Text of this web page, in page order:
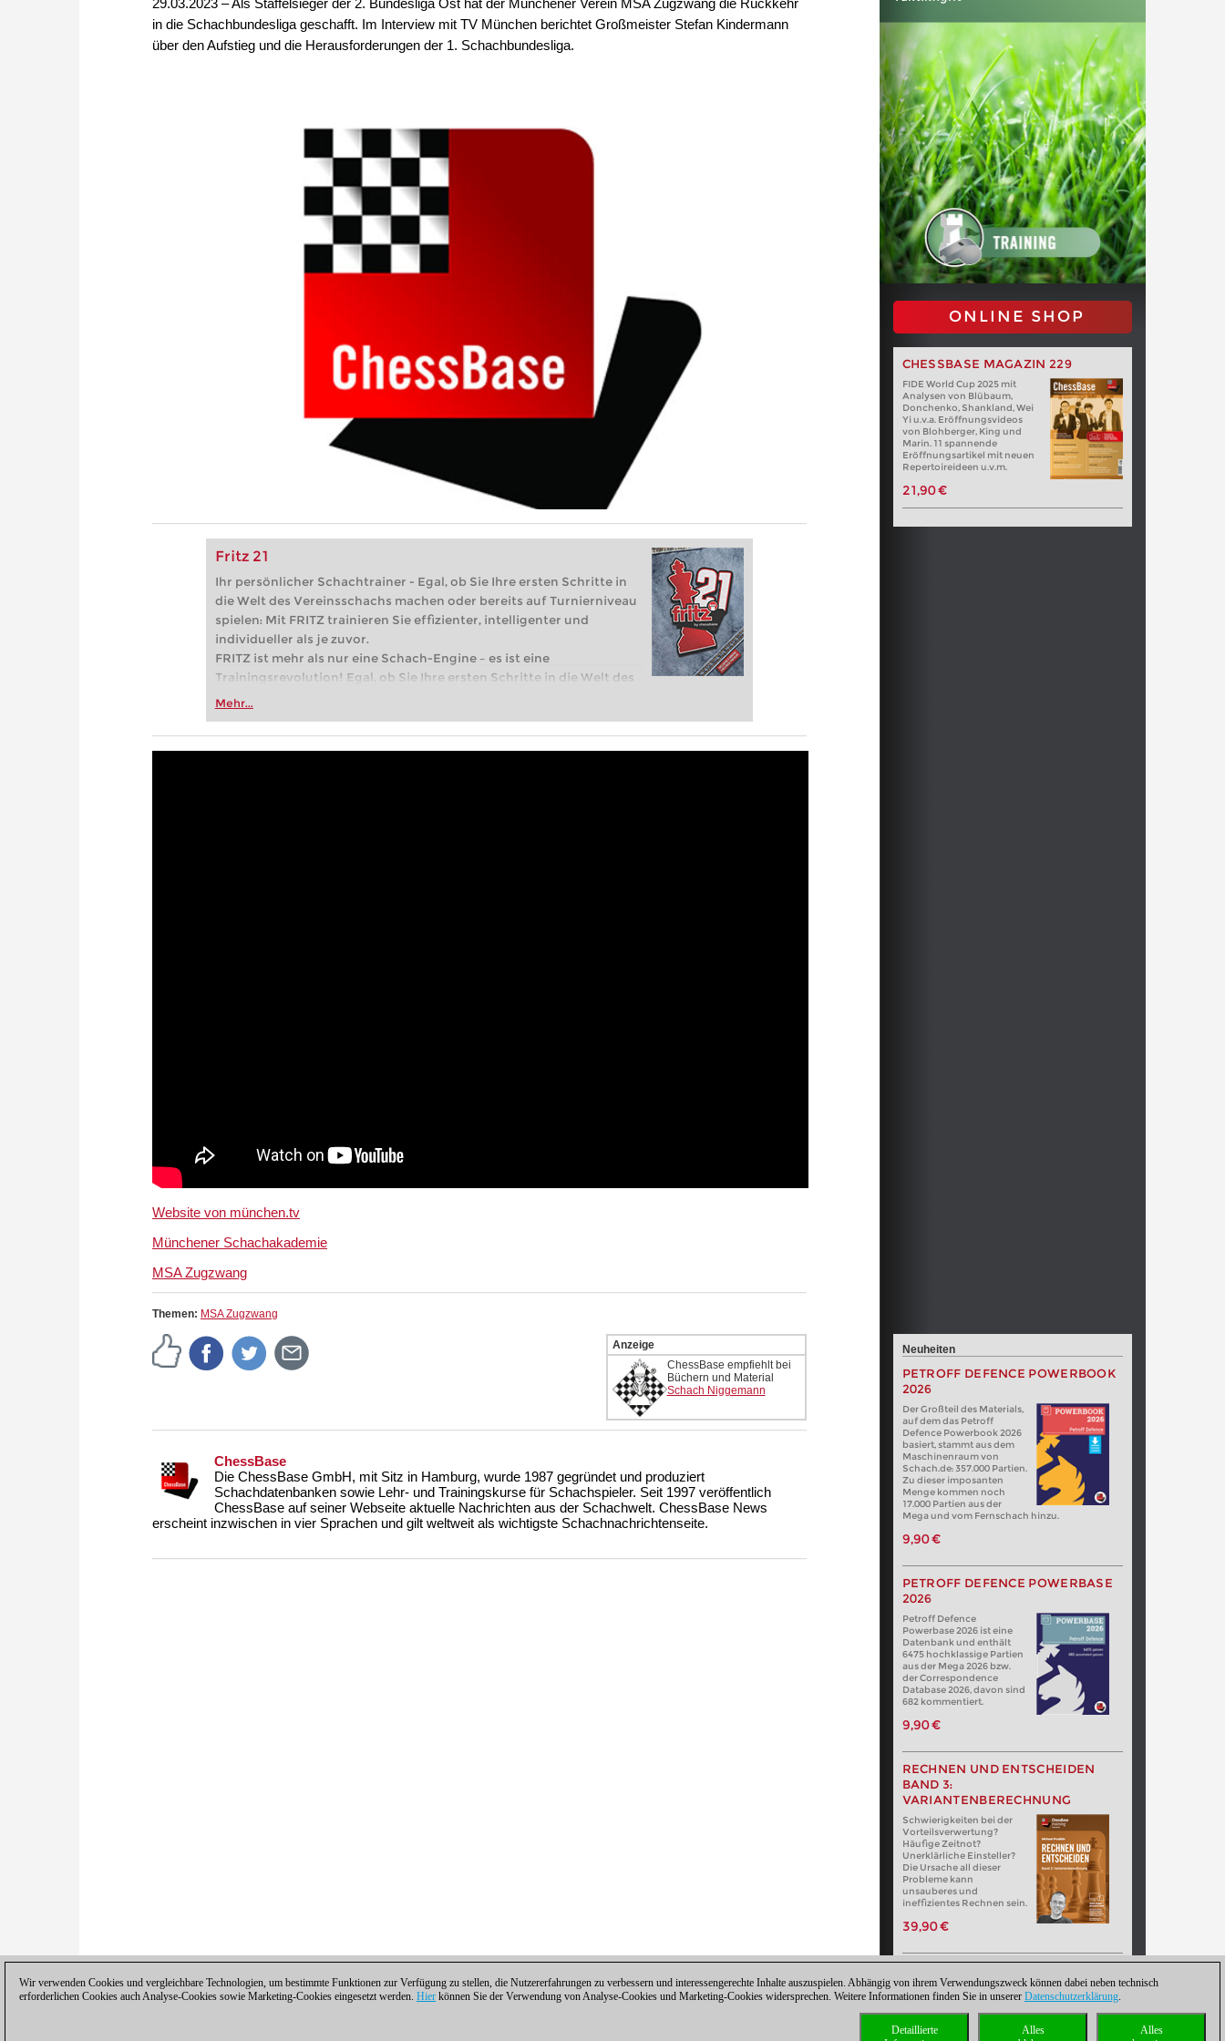
in die Schachbundesliga geschafft. Im Interview mit TV München berichtet Großmeister Stefan Kindermann
über den Aufstieg und die Herausforderungen der 1. Schachbundesliga.
Fritz 21
Ihr persönlicher Schachtrainer - Egal, ob Sie Ihre ersten Schritte in
die Welt des Vereinsschachs machen oder bereits auf Turnierniveau
spielen: Mit FRITZ trainieren Sie effizienter, intelligenter und
individueller als je zuvor.
FRITZ ist mehr als nur eine Schach-Engine – es ist eine
Trainingsrevolution! Egal, ob Sie Ihre ersten Schritte in die Welt des
Vereinsschachs machen oder bereits auf Turnierniveau spielen: Mit
zuvor.
Mehr...
ONLINE SHOP
CHESSBASE MAGAZIN 229
FIDE World Cup 2025 mit
Analysen von Blübaum,
Donchenko, Shankland, Wei
Yi u.v.a. Eröffnungsvideos
von Blohberger, King und
Marin. 11 spannende
Eröffnungsartikel mit neuen
Repertoireideen u.v.m.
21,90 €
Website von münchen.tv
Münchener Schachakademie
MSA Zugzwang
Themen: MSA Zugzwang
Anzeige
ChessBase empfiehlt bei
Büchern und Material
Schach Niggemann
ChessBase
Die ChessBase GmbH, mit Sitz in Hamburg, wurde 1987 gegründet und produziert
Schachdatenbanken sowie Lehr- und Trainingskurse für Schachspieler. Seit 1997 veröffentlich
ChessBase auf seiner Webseite aktuelle Nachrichten aus der Schachwelt. ChessBase News
erscheint inzwischen in vier Sprachen und gilt weltweit als wichtigste Schachnachrichtenseite.
Neuheiten
PETROFF DEFENCE POWERBOOK
2026
Der Großteil des Materials,
auf dem das Petroff
Defence Powerbook 2026
basiert, stammt aus dem
Maschinenraum von
Schach.de: 357.000 Partien.
Zu dieser imposanten
Menge kommen noch
17.000 Partien aus der
Mega und vom Fernschach hinzu.
9,90 €
PETROFF DEFENCE POWERBASE
2026
Petroff Defence
Powerbase 2026 ist eine
Datenbank und enthält
6475 hochklassige Partien
aus der Mega 2026 bzw.
der Correspondence
Database 2026, davon sind
682 kommentiert.
9,90 €
RECHNEN UND ENTSCHEIDEN
BAND 3:
VARIANTENBERECHNUNG
Schwierigkeiten bei der
Vorteilsverwertung?
Häufige Zeitnot?
Unerklärliche Einsteller?
Die Ursache all dieser
Probleme kann
unsauberes und
ineffizientes Rechnen sein.
39,90 €
Wir verwenden Cookies und vergleichbare Technologien, um bestimmte Funktionen zur Verfügung zu stellen, die Nutzererfahrungen zu verbessern und interessengerechte Inhalte auszuspielen. Abhängig von ihrem Verwendungszweck können dabei neben technisch
erforderlichen Cookies auch Analyse-Cookies sowie Marketing-Cookies eingesetzt werden. Hier können Sie der Verwendung von Analyse-Cookies und Marketing-Cookies widersprechen. Weitere Informationen finden Sie in unserer Datenschutzerklärung.
Alles
Alles
Detaillierte